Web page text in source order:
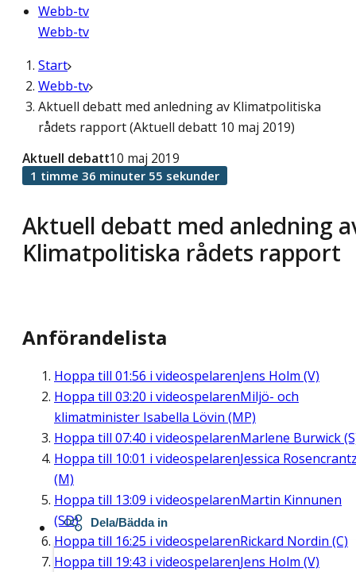
Webb-tv
Webb-tv
Start
Webb-tv
Aktuell debatt med anledning av Klimatpolitiska
rådets rapport (Aktuell debatt 10 maj 2019)
Aktuell debatt med anledning
Klimatpolitiska rådets rapport
Aktuell debatt10 maj 2019
1 timme 36 minuter 55 sekunder
Anförandelista
Hoppa till 01:56 i videospelarenJens Holm (V)
Hoppa till 03:20 i videospelarenMiljö- och
klimatminister Isabella Lövin (MP)
Hoppa till 07:40 i videospelarenMarlene Burwick
Hoppa till 10:01 i videospelarenJessica
(M)
Hoppa till 13:09 i videospelarenMartin Kinnunen
(SD)
Hoppa till 16:25 i videospelarenRickard Nordin (C)
Hoppa till 19:43 i videospelarenJens Holm (V)
Dela/Bädda in